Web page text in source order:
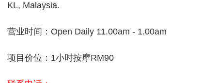
KL, Malaysia.
营业时间：Open Daily 11.00am - 1.00am
项目价位：1小时按摩RM90